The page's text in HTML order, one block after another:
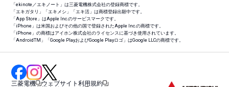
「ekinote／エキノート」は三菱電機株式会社の登録商標です。
「エキガタリ」「エキメシ」「エキ活」は商標登録出願中です。
「App Store」はApple Inc.のサービスマークです。
「iPhone」は米国およびその他の国で登録されたApple Inc.の商標です。
「iPhone」の商標はアイホン株式会社のライセンスに基づき使用されています。
「AndroidTM 」「Google PlayおよびGoogle Playロゴ」はGoogle LLCの商標です。
三菱電機
ウェブサイト利用規約